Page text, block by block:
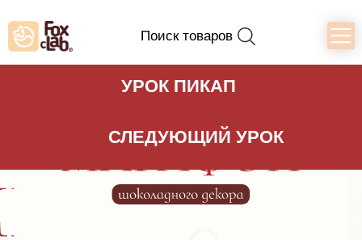
Поиск товаров
УРОК ПИКАП